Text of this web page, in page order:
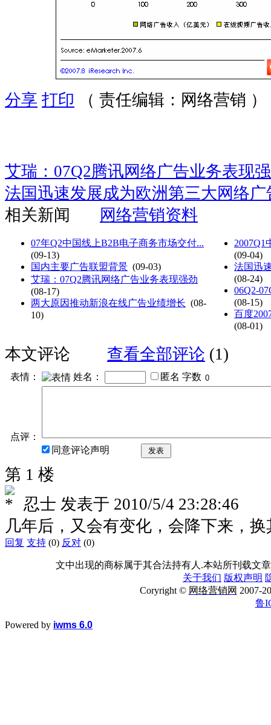
分享 打印 （ 责任编辑：网络营销 ）
艾瑞：07Q2腾讯网络广告业务表现
法国迅速发展成为欧洲第三大网络广
相关新闻
网络营销资料
07年Q2中国线上B2B电子商务市场交付...
(09-13)
国内主要广告联盟背景 (09-03)
艾瑞：07Q2腾讯网络广告业务表现强劲
(08-17)
两大原因推动新浪在线广告业绩增长 (08-
10)
2007Q1
(09-04)
法国迅
(08-24)
06Q2-
(08-15)
百度
(08-01)
本文评论 查看全部评论 (1)
表情： 姓名： 匿名 字数
点评：
同意评论声明
发表
第 1 楼
忍士 发表于 2010/5/4 23:28:46
几年后，又会有变化，会降下来，
回复 支持 (0) 反对 (0)
文中出现的商标属于其合法持有人.本站所刊载文
关于我们 版权声明
Coryright © 网络营销网 2007-
鲁
Powered by iwms 6.0